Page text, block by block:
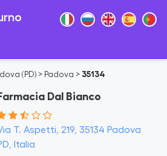
(PD) > Padova > 35134
Dal Bianco
T. Aspetti, 219, 35134 Padova
Italia